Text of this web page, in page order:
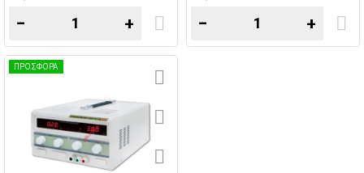
− + − +
ΠΡΟΣΦΟΡΑ